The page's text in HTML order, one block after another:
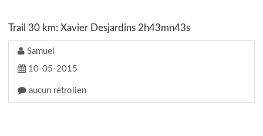
Trail 30 km: Xavier Desjardins 2h43mn43s
Samuel
10-05-2015
aucun rétrolien